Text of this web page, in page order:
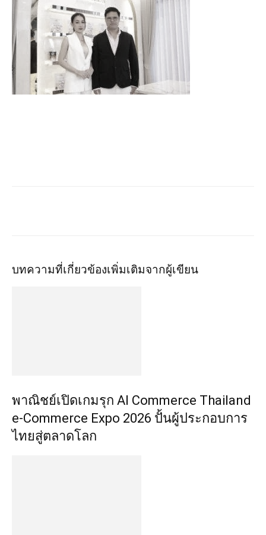
บทความที่เกี่ยวข้องเพิ่มเติมจากผู้เขียน
พาณิชย์เปิดเกมรุก AI Commerce Thailand
e-Commerce Expo 2026 ปั้นผู้ประกอบการ
ไทยสู่ตลาดโลก